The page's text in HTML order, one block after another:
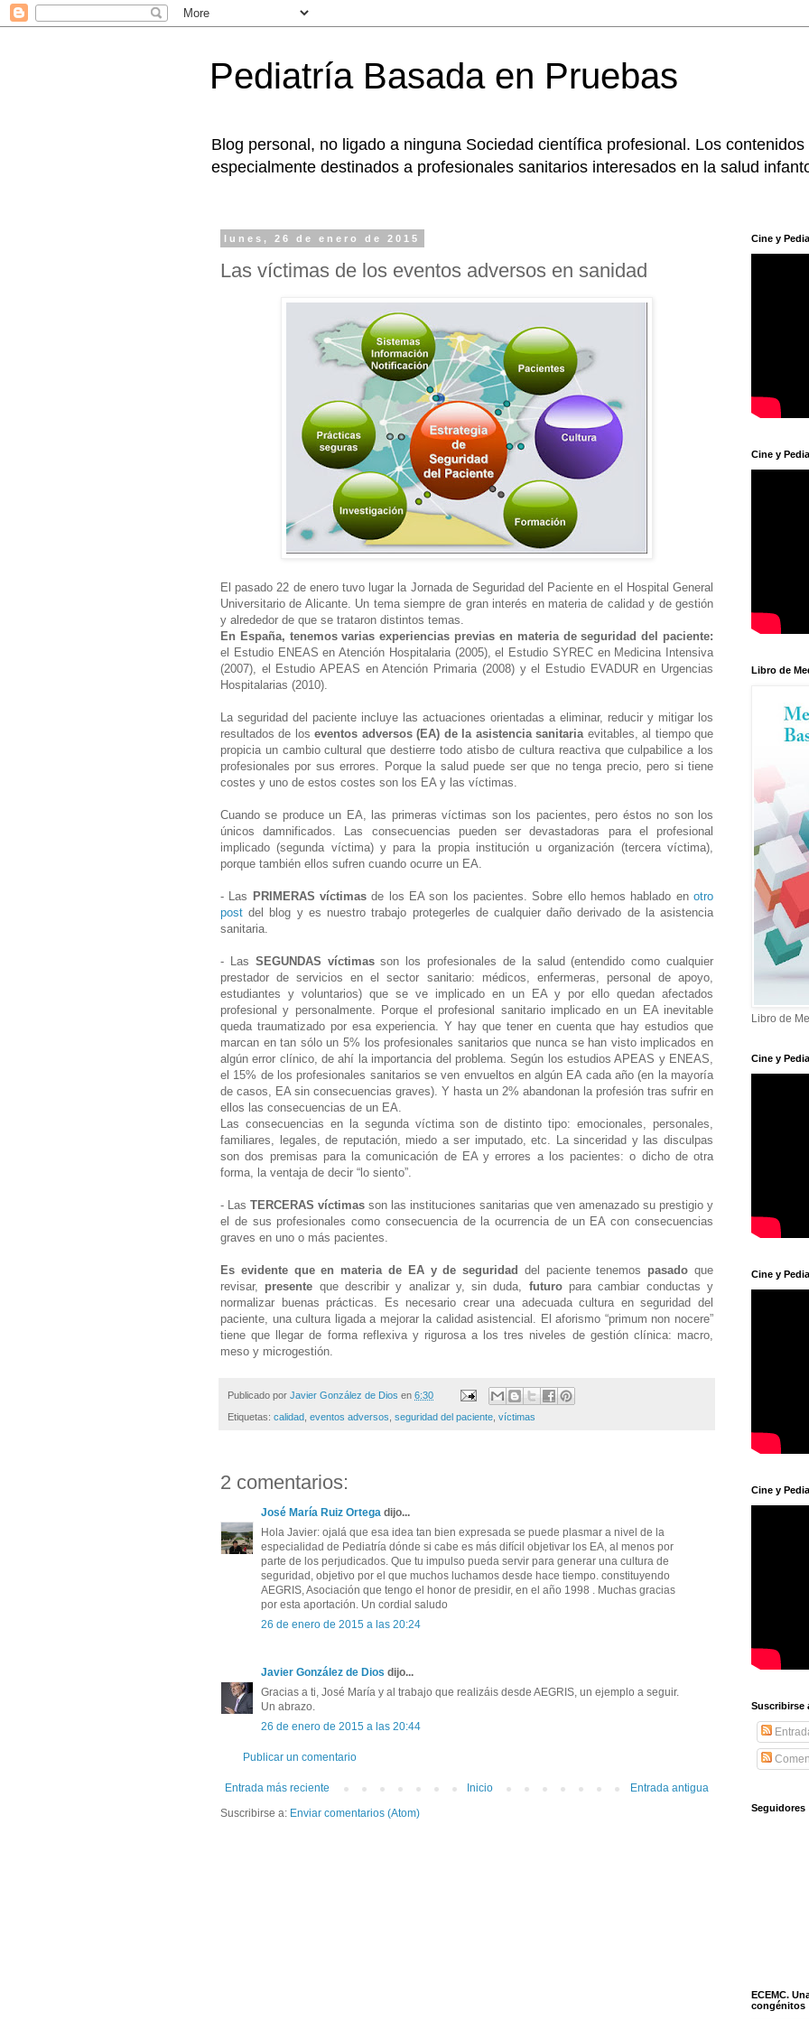
Pediatría Basada en Pruebas
Blog personal, no ligado a ninguna Sociedad científica profesional. Los
especialmente destinados a profesionales sanitarios interesados en la salud
lunes, 26 de enero de 2015
Las víctimas de los eventos adversos en sanidad
El pasado 22 de enero tuvo lugar la Jornada de Seguridad del Paciente en el Hospital General
Universitario de Alicante. Un tema siempre de gran interés en materia de calidad y de gestión
y alrededor de que se trataron distintos temas.
En España, tenemos varias experiencias previas en materia de seguridad del paciente:
el Estudio ENEAS en Atención Hospitalaria (2005), el Estudio SYREC en Medicina Intensiva
(2007), el Estudio APEAS en Atención Primaria (2008) y el Estudio EVADUR en Urgencias
Hospitalarias (2010).
La seguridad del paciente incluye las actuaciones orientadas a eliminar, reducir y mitigar los
resultados de loseventos adversos (EA) de la asistencia sanitaria evitables, al tiempo que
propicia un cambio cultural que destierre todo atisbo de cultura reactiva que culpabilice a los
profesionales por sus errores. Porque la salud puede ser que no tenga precio, pero si tiene
costes y uno de estos costes son los EA y las víctimas.
Cuando se produce un EA, las primeras víctimas son los pacientes, pero éstos no son los
únicos damnificados. Las consecuencias pueden ser devastadoras para el profesional
implicado (segunda víctima) y para la propia institución u organización (tercera víctima),
porque también ellos sufren cuando ocurre un EA.
- Las PRIMERAS víctimasde los EA son los pacientes. Sobre ello hemos hablado enotro
post del blog y es nuestro trabajo protegerles de cualquier daño derivado de la asistencia
sanitaria.
- Las SEGUNDAS víctimasson los profesionales de la salud (entendido como cualquier
prestador de servicios en el sector sanitario: médicos, enfermeras, personal de apoyo,
estudiantes y voluntarios) que se ve implicado en un EA y por ello quedan afectados
profesional y personalmente. Porque el profesional sanitario implicado en un EA inevitable
queda traumatizado por esa experiencia. Y hay que tener en cuenta que hay estudios que
marcan en tan sólo un 5% los profesionales sanitarios que nunca se han visto implicados en
algún error clínico, de ahí la importancia del problema. Según los estudios APEAS y ENEAS,
el 15% de los profesionales sanitarios se ven envueltos en algún EA cada año (en la mayoría
de casos, EA sin consecuencias graves). Y hasta un 2% abandonan la profesión tras sufrir en
ellos las consecuencias de un EA.
Las consecuencias en la segunda víctima son de distinto tipo: emocionales, personales,
familiares, legales, de reputación, miedo a ser imputado, etc. La sinceridad y las disculpas
son dos premisas para la comunicación de EA y errores a los pacientes: o dicho de otra
forma, la ventaja de decir “lo siento”.
- Las TERCERAS víctimas son las instituciones sanitarias que ven amenazado su prestigio y
el de sus profesionales como consecuencia de la ocurrencia de un EA con consecuencias
graves en uno o más pacientes.
Es evidente que en materia de EA y de seguridad del paciente tenemos pasado que
revisar, presente que describir y analizar y, sin duda, futuropara cambiar conductas y
normalizar buenas prácticas. Es necesario crear una adecuada cultura en seguridad del
paciente, una cultura ligada a mejorar la calidad asistencial. El aforismo “primum non nocere”
tiene que llegar de forma reflexiva y rigurosa a los tres niveles de gestión clínica: macro,
meso y microgestión.
Publicado por Javier González de Dios en 6:30
Etiquetas: calidad eventos adversos seguridad del paciente víctimas
2 comentarios:
José María Ruiz Ortega dijo...
Hola Javier: ojalá que esa idea tan bien expresada se puede plasmar a nivel de la
especialidad de Pediatría dónde si cabe es más difícil objetivar los EA, al menos por
parte de los perjudicados. Que tu impulso pueda servir para generar una cultura de
seguridad, objetivo por el que muchos luchamos desde hace tiempo. constituyendo
AEGRIS, Asociación que tengo el honor de presidir, en el año 1998 . Muchas gracias
por esta aportación. Un cordial saludo
26 de enero de 2015 a las 20:24
Javier González de Dios dijo...
Gracias a ti, José María y al trabajo que realizáis desde AEGRIS, un ejemplo a seguir.
Un abrazo.
26 de enero de 2015 a las 20:44
Publicar un comentario
Entrada más reciente Entrada antigua
Inicio
Suscribirse a: Enviar comentarios (Atom)
Cine y
Cine y
Libro de
Libro de
Cine y
Cine y
Cine y
Suscribirse
Seguidores
ECEMC.
congénitos